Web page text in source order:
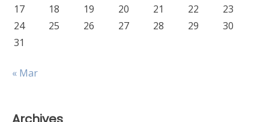
17
18 19 20 21 22
23
24
25 26 27 28 29
30
31
« Mar